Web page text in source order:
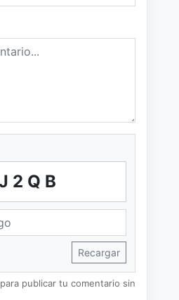
Recargar
publicar tu comentario sin